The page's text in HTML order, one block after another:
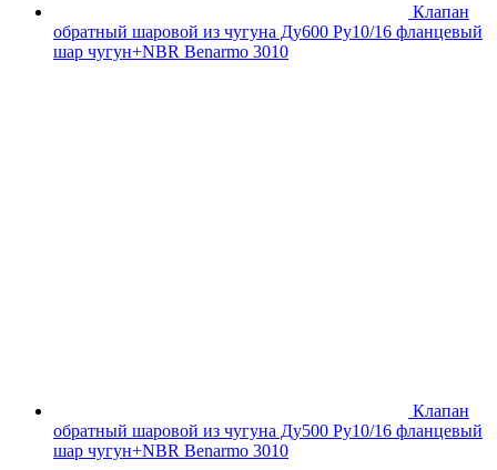
Клапан
обратный шаровой из чугуна Ду600 Ру10/16 фланцевый
шар чугун+NBR Benarmo 3010
Клапан
обратный шаровой из чугуна Ду500 Ру10/16 фланцевый
шар чугун+NBR Benarmo 3010